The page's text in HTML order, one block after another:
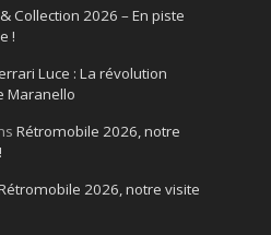
Collection 2026 – En piste
!
Luce : La révolution
Maranello
Rétromobile 2026, notre
2026, notre visite